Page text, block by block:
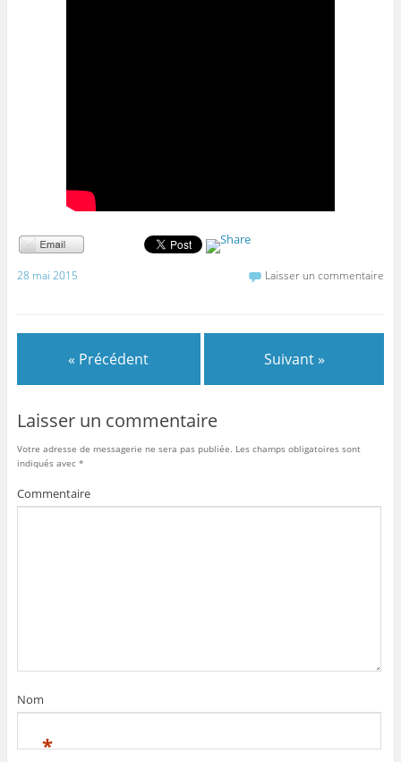
28 mai 2015 Laisser un commentaire
« Précédent Suivant »
Laisser un commentaire
Votre adresse de messagerie ne sera pas publiée. Les champs obligatoires sont
indiqués avec *
Commentaire
Nom
*